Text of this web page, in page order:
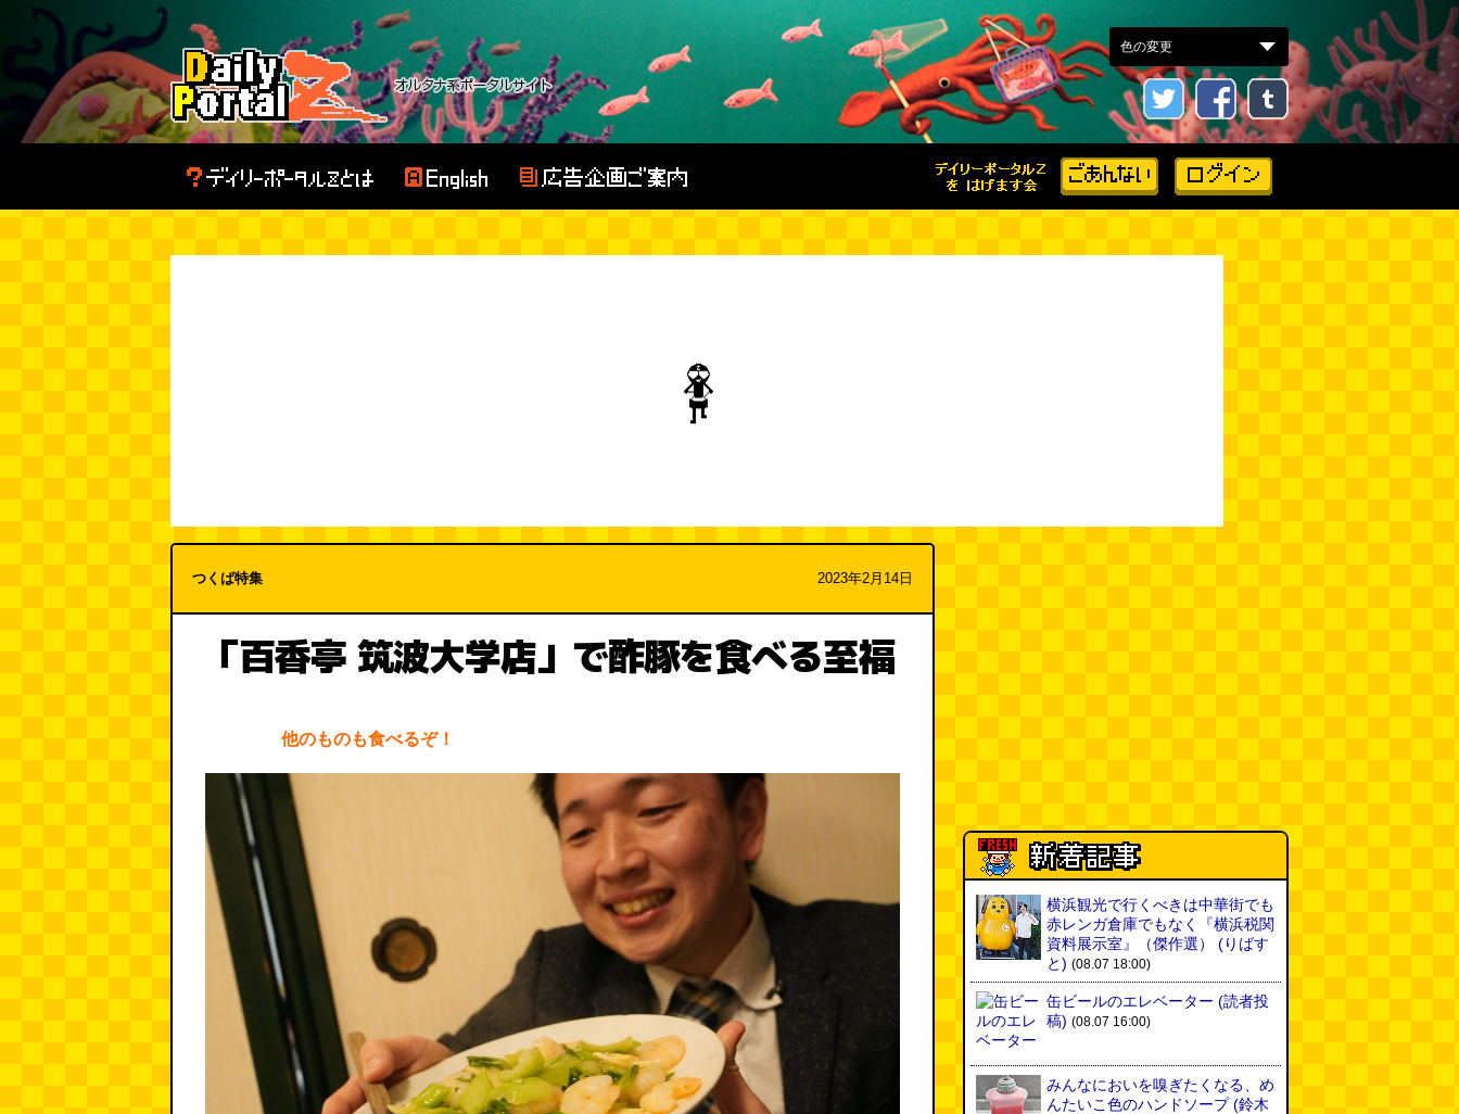
つくば特集 2023年2月14日
「百香亭 筑波大学店」で酢豚を食べる至福
他のものも食べるぞ！
横浜観光で行くべきは中華街でも
赤レンガ倉庫でもなく『横浜税関
資料展示室』（傑作選）
(りばす
と) (08.07 18:00)
缶ビールのエレベーター (読者投
稿) (08.07 16:00)
みんなにおいを嗅ぎたくなる、め
んたいこ色のハンドソープ(鈴木